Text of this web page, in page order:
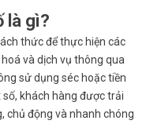
là gì?
thức để thực hiện các
và dịch vụ thông qua
sử dụng séc hoặc tiền
khách hàng được trải
chủ động và nhanh chóng